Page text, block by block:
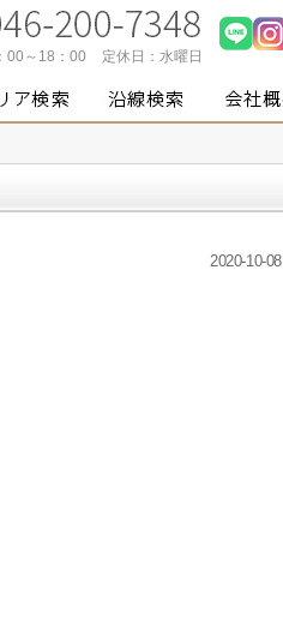
00～18：00 定休日： 水曜日
2020-10-08